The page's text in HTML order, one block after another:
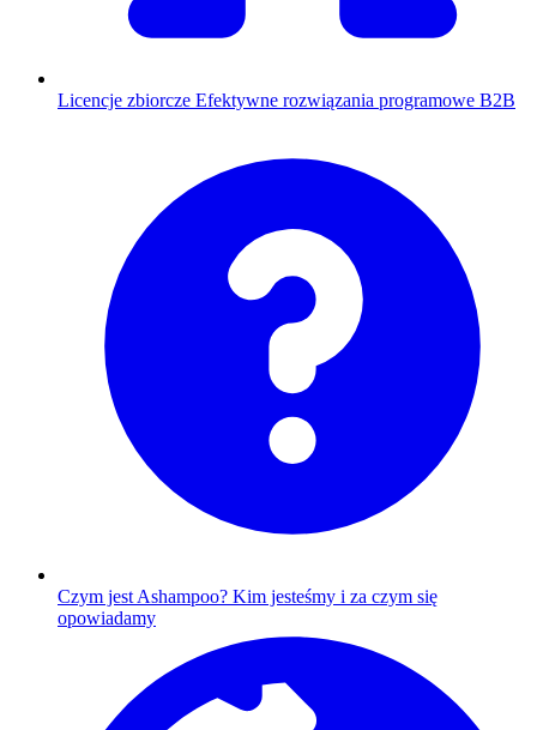
Licencje zbiorcze Efektywne rozwiązania programowe B2B
Czym jest Ashampoo? Kim jesteśmy i za czym się
opowiadamy